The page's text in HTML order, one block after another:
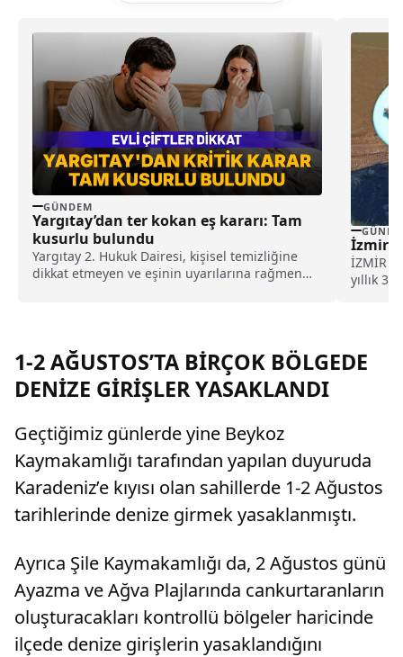
GÜNDEM
Yargıtay’dan ter kokan eş kararı: Tam
kusurlu bulundu
Yargıtay 2. Hukuk Dairesi, kişisel temizliğine
dikkat etmeyen ve eşinin uyarılarına rağmen
İzmir
İZMİR
yıllık
1-2 AĞUSTOS’TA BİRÇOK BÖLGEDE
DENİZE GİRİŞLER YASAKLANDI
Geçtiğimiz günlerde yine Beykoz
Kaymakamlığı tarafından yapılan duyuruda
Karadeniz’e kıyısı olan sahillerde 1-2 Ağustos
tarihlerinde denize girmek yasaklanmıştı.
Ayrıca Şile Kaymakamlığı da, 2 Ağustos günü
Ayazma ve Ağva Plajlarında cankurtaranların
oluşturacakları kontrollü bölgeler haricinde
ilçede denize girişlerin yasaklandığını